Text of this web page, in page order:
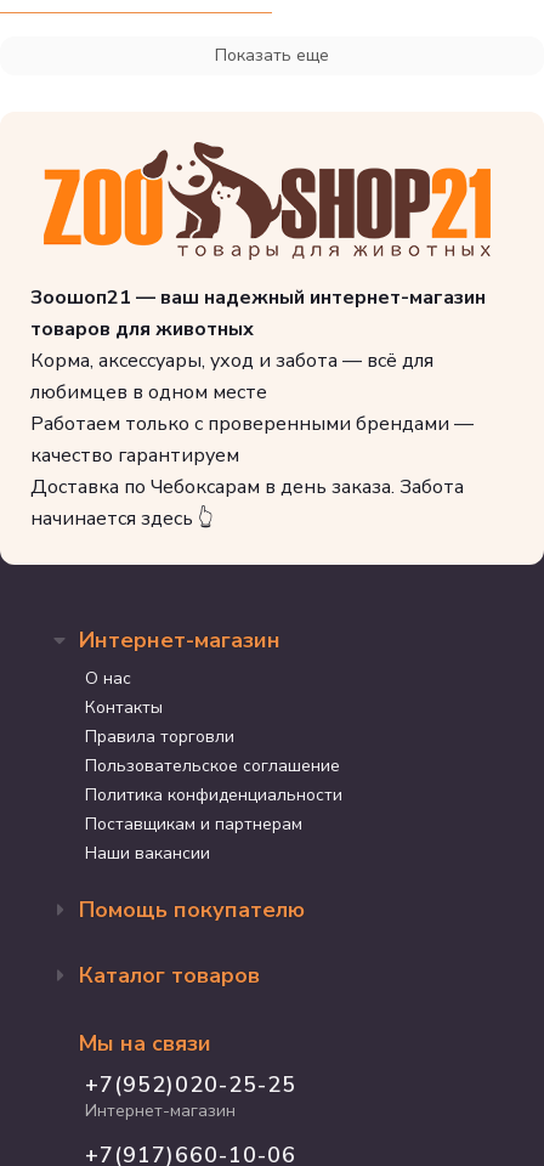
Показать еще
Зоошоп21 — ваш надежный интернет-магазин
товаров для животных
Корма, аксессуары, уход и забота — всё для
любимцев в одном месте
Работаем только с проверенными брендами —
качество гарантируем
Доставка по Чебоксарам в день заказа. Забота
начинается здесь 👆
Интернет-магазин
О нас
Контакты
Правила торговли
Пользовательское соглашение
Политика конфиденциальности
Поставщикам и партнерам
Наши вакансии
Помощь покупателю
Доставка и оплата
Программа лояльности
График работы
Полезные статьи
Каталог товаров
Акции
Для кошек
Для собак
Для грызунов
Мы на связи
+7(952)020-25-25
Интернет-магазин
+7(917)660-10-06